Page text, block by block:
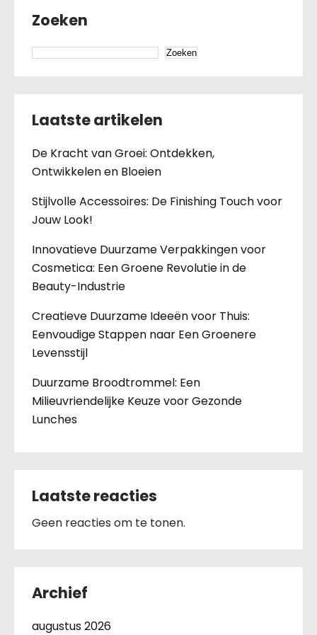
Zoeken
Zoeken
Laatste artikelen
De Kracht van Groei: Ontdekken,
Ontwikkelen en Bloeien
Stijlvolle Accessoires: De Finishing Touch voor
Jouw Look!
Innovatieve Duurzame Verpakkingen voor
Cosmetica: Een Groene Revolutie in de
Beauty-Industrie
Creatieve Duurzame Ideeën voor Thuis:
Eenvoudige Stappen naar Een Groenere
Levensstijl
Duurzame Broodtrommel: Een
Milieuvriendelijke Keuze voor Gezonde
Lunches
Laatste reacties
Geen reacties om te tonen.
Archief
augustus 2026